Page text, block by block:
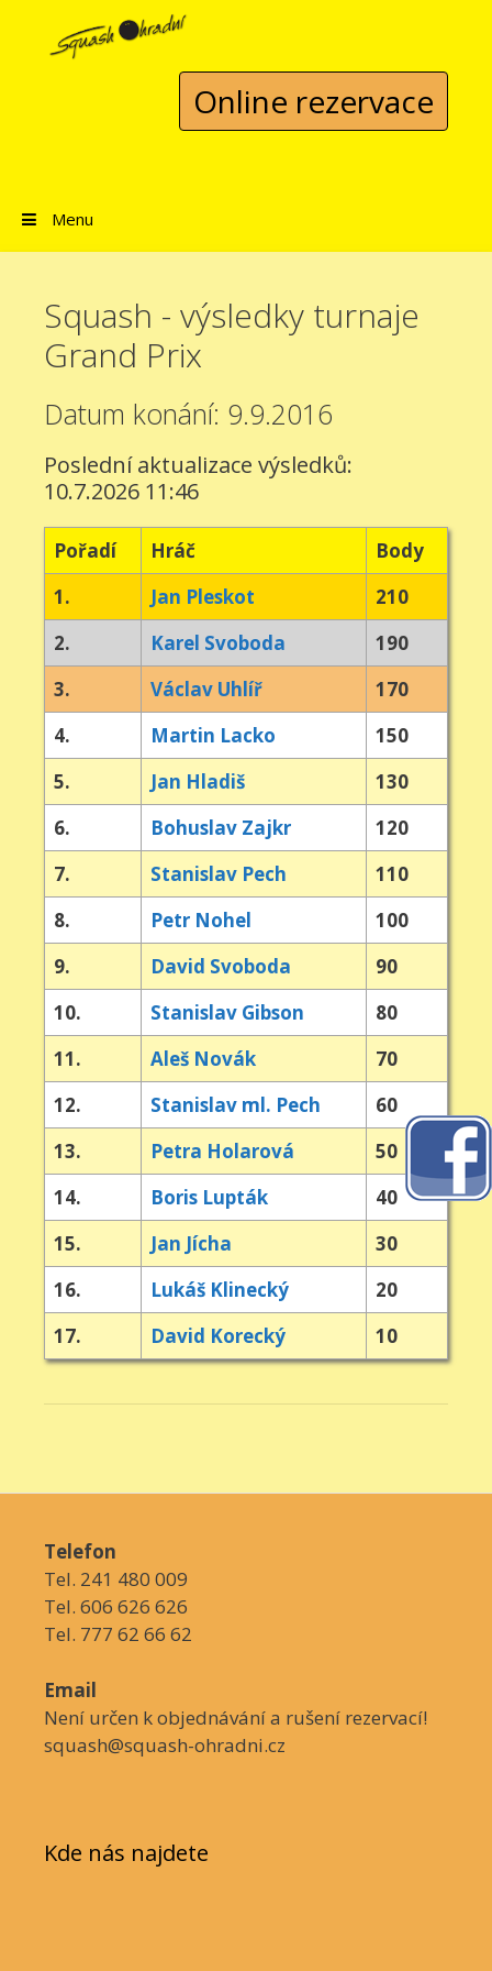
Přeskočit na obsah
Online rezervace
Menu
Squash - výsledky turnaje
Grand Prix
Datum konání: 9.9.2016
Poslední aktualizace výsledků:
10.7.2026 11:46
Pořadí Hráč
Body
1.
Jan Pleskot
210
2.
Karel Svoboda
190
3.
Václav Uhlíř
170
4.
Martin Lacko
150
5.
Jan Hladiš
130
6.
Bohuslav Zajkr
120
7.
Stanislav Pech
110
8.
Petr Nohel
100
9.
David Svoboda
90
10.
Stanislav Gibson
80
11.
Aleš Novák
70
12.
Stanislav ml. Pech
60
13.
Petra Holarová
50
14.
Boris Lupták
40
15.
Jan Jícha
30
16.
Lukáš Klinecký
20
17.
David Korecký 10
Telefon
Tel. 241 480 009
Tel. 606 626 626
Tel. 777 62 66 62
Email
Není určen k objednávání a rušení rezervací!
squash@squash-ohradni.cz
Kde nás najdete